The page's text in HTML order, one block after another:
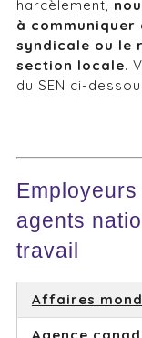
harcèlement,
à
syndicale ou le
section locale.
du SEN ci-
agents
travail
Affaires